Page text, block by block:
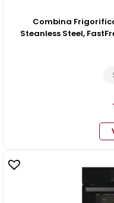
Combina Frigorifica
Steanless Steel,